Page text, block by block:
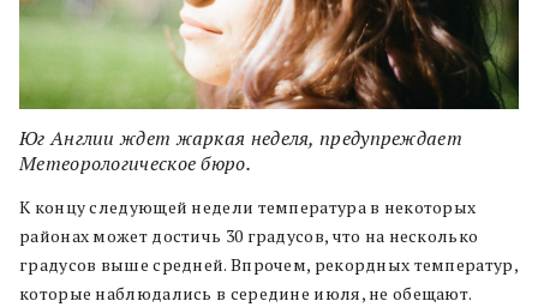
Юг Англии ждет жаркая неделя, предупреждает
Метеорологическое бюро.
К концу следующей недели температура в некоторых
районах может достичь 30 градусов, что на несколько
градусов выше средней. Впрочем, рекордных температур,
которые наблюдались в середине июля, не обещают.